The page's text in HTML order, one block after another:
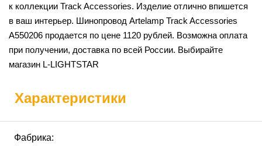
к коллекции Track Accessories. Изделие отлично впишется
в ваш интерьер. Шинопровод Artelamp Track Accessories
A550206 продается по цене 1120 рублей. Возможна оплата
при получении, доставка по всей России. Выбирайте
магазин L-LIGHTSTAR
Характеристики
Фабрика: